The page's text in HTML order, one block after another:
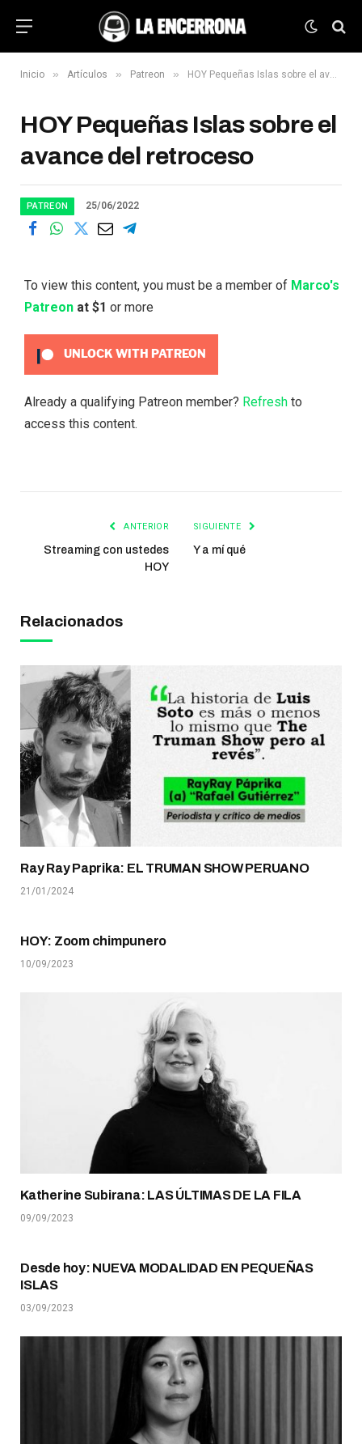
Inicio » Artículos » Patreon » HOY Pequeñas Islas sobre el avance del retroceso
HOY Pequeñas Islas sobre el
avance del retroceso
PATREON 25/06/2022
To view this content, you must be a member of Marco's
Patreon at $1 or more
UNLOCK WITH PATREON
Already a qualifying Patreon member? Refresh to
access this content.
ANTERIOR
Streaming con ustedes
HOY
SIGUIENTE
Y a mí qué
Relacionados
Ray Ray Paprika: EL TRUMAN SHOW PERUANO
21/01/2024
HOY: Zoom chimpunero
10/09/2023
Katherine Subirana: LAS ÚLTIMAS DE LA FILA
09/09/2023
Desde hoy: NUEVA MODALIDAD EN PEQUEÑAS
ISLAS
03/09/2023